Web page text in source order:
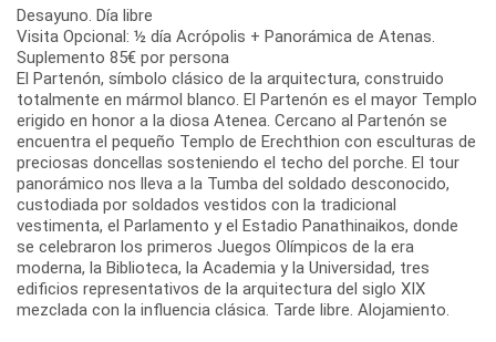
Desayuno. Día libre
Visita Opcional: ½ día Acrópolis + Panorámica de Atenas.
Suplemento 85€ por persona
El Partenón, símbolo clásico de la arquitectura, construido
totalmente en mármol blanco. El Partenón es el mayor Templo
erigido en honor a la diosa Atenea. Cercano al Partenón se
encuentra el pequeño Templo de Erechthion con esculturas de
preciosas doncellas sosteniendo el techo del porche. El tour
panorámico nos lleva a la Tumba del soldado desconocido,
custodiada por soldados vestidos con la tradicional
vestimenta, el Parlamento y el Estadio Panathinaikos, donde
se celebraron los primeros Juegos Olímpicos de la era
moderna, la Biblioteca, la Academia y la Universidad, tres
edificios representativos de la arquitectura del siglo XIX
mezclada con la influencia clásica. Tarde libre. Alojamiento.